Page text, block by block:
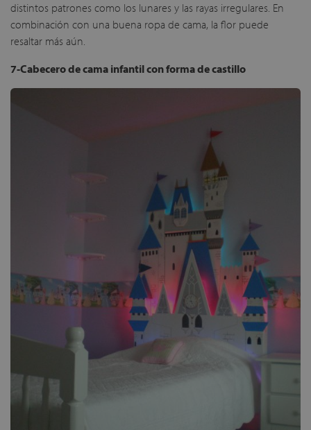
distintos patrones como los lunares y las rayas irregulares. En
combinación con una buena ropa de cama, la flor puede
resaltar más aún.
7-Cabecero de cama infantil con forma de castillo